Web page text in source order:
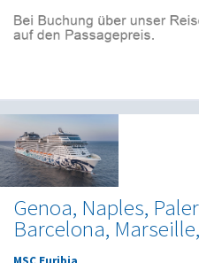
Genoa, Naples,
Barcelona,